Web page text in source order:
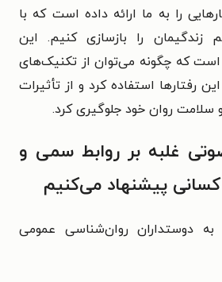
را به ما ارائه داده است که با
زندگیمان را بازسازی کنیم. این
است که چگونه می‌توان از تکنیک‌های
رفتارها استفاده کرد و از تأثیرات
سلامت روان خود جلوگیری کرد.
غلبه بر روابط سمی و
کسانی پیشنهاد می‌کنیم
دوستداران روان‌شناسی عمومی